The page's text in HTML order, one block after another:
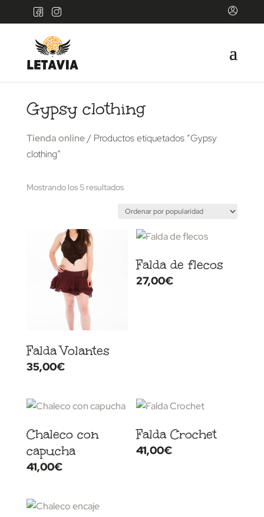
Gypsy clothing
Tienda online/ Productos etiquetados “Gypsy
clothing”
Mostrando los 5 resultadosOrdenado
popularidad
Falda Volantes
35,00€
Falda de flecos
27,00€
Chaleco con
capucha
41,00€
Falda Crochet
41,00€